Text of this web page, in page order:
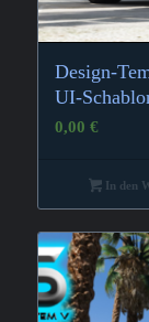
Design-
UI-
0,00 €
In den